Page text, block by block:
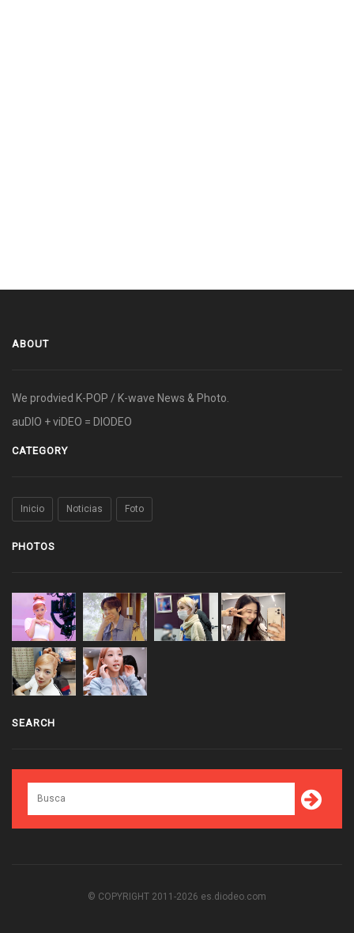
ABOUT
We prodvied K-POP / K-wave News & Photo.
auDIO + viDEO = DIODEO
CATEGORY
Inicio Noticias Foto
PHOTOS
SEARCH
© COPYRIGHT 2011-2026 es.diodeo.com